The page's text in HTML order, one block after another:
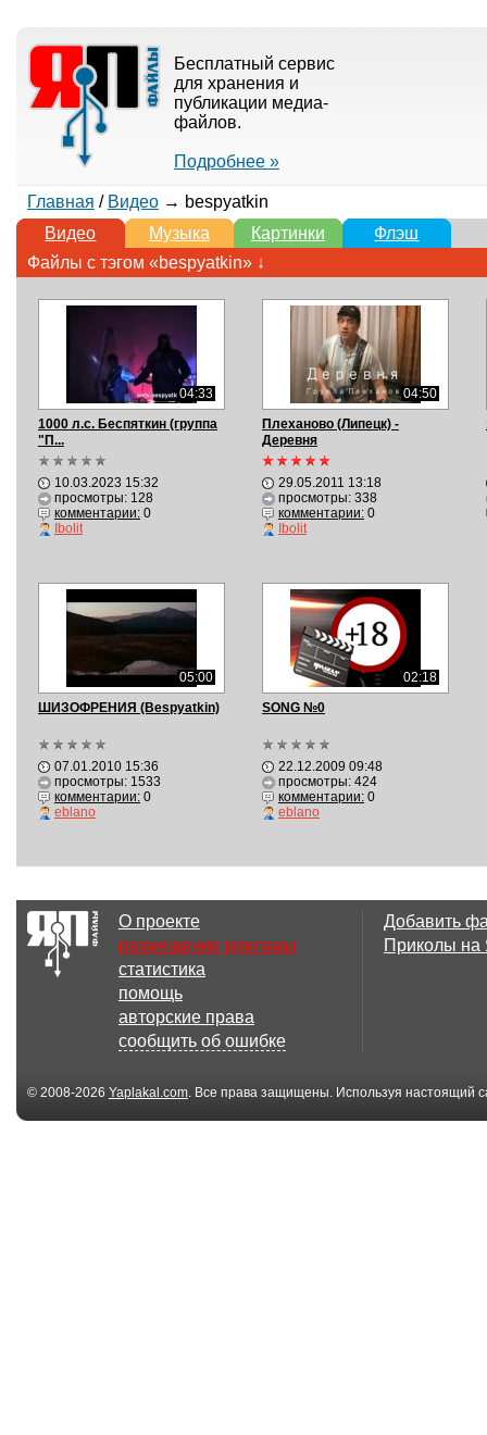
Бесплатный сервис
для хранения и
публикации медиа-
файлов.
Подробнее »
Главная / Видео→ bespyatkin
Видео
Музыка Картинки
Флэш
Файлы с тэгом «bespyatkin» ↓
04:33
1000 л.с. Беспяткин (группа
"П...
10.03.2023 15:32
просмотры: 128
комментарии:0
Ibolit
04:50
Плеханово (Липецк) -
Деревня
29.05.2011 13:18
просмотры: 338
комментарии:0
Ibolit
05:00
ШИЗОФРЕНИЯ (Bespyatkin)
07.01.2010 15:36
просмотры: 1533
комментарии:0
eblano
02:18
SONG №0
22.12.2009 09:48
просмотры: 424
комментарии:0
eblano
О проекте
размещение рекламы
статистика
помощь
авторские права
сообщить об ошибке
Добавить
Приколы
© 2008-2026 Yaplakal.com. Все права защищены. Используя настоящий